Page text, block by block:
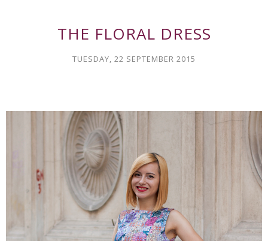
THE FLORAL DRESS
TUESDAY, 22 SEPTEMBER 2015